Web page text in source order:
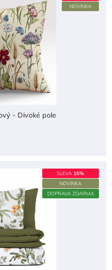
NOVINKA
- Divoké pole
SLEVA 16%
NOVINKA
DOPRAVA ZDARMA